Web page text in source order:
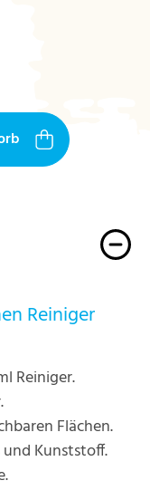
Wert
Reiniger
Reiniger.
Flächen.
Kunststoff.